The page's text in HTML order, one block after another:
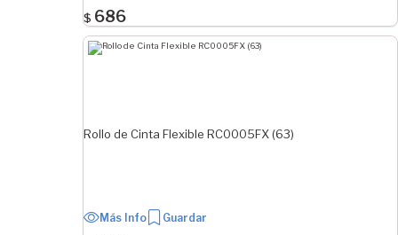
$ 686
Rollo de Cinta Flexible RC0005FX (63)
Más Info Guardar